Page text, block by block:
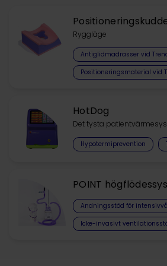
Ryggläge
Antiglidmadrasser vid
Positioneringsmaterial vid
HotDog
Det tysta
Hypotermiprevention
POINT
Andningsstöd för
Icke-invasivt